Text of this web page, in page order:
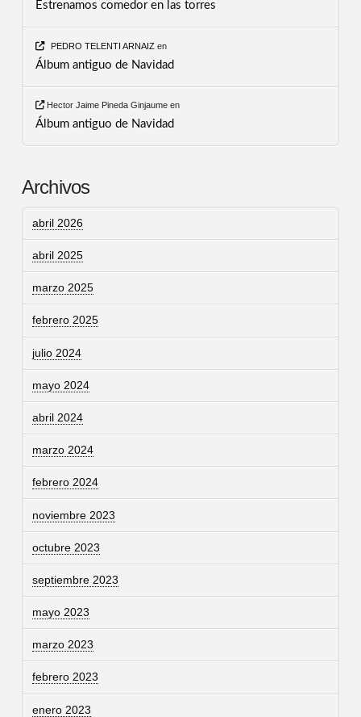
Estrenamos comedor en las torres
PEDRO TELENTI ARNAIZen
Álbum antiguo de Navidad
Hector Jaime Pineda Ginjaume en
Álbum antiguo de Navidad
Archivos
abril 2026
abril 2025
marzo 2025
febrero 2025
julio 2024
mayo 2024
abril 2024
marzo 2024
febrero 2024
noviembre 2023
octubre 2023
septiembre 2023
mayo 2023
marzo 2023
febrero 2023
enero 2023